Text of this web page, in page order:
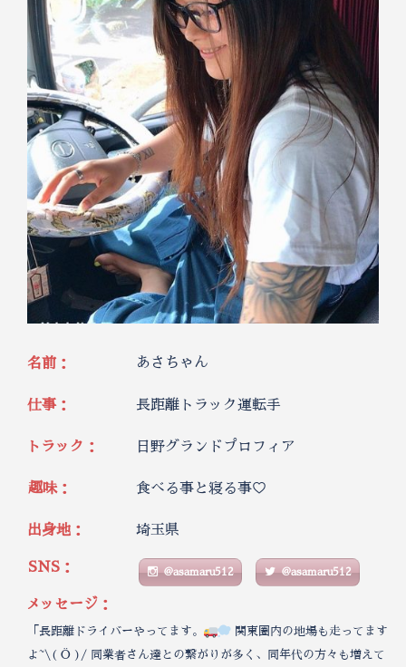
名前： あさちゃん
仕事： 長距離トラック運転手
トラック： 日野グランドプロフィア
趣味： 食べる事と寝る事♡
出身地： 埼玉県
SNS： @asamaru512 @asamaru512
メッセージ：
「長距離ドライバーやってます。
関東圏内の地場も走ってます
よ~\( Ö )/ 同業者さん達との繋がりが多く、同年代の方々も増えて